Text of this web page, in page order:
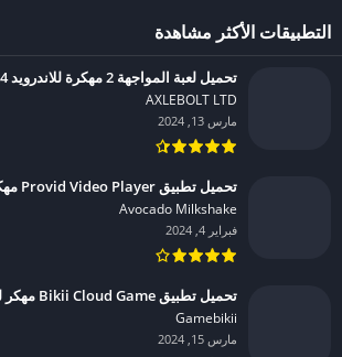
التطبيقات الأكثر مشاهدة
تحميل لعبة المواجهة 2 مهكرة للاندرويد 2024
AXLEBOLT LTD‏
مارس 13, 2024
تحميل تطبيق Provid Video Player مهكر للاندرويد 2024
Avocado Milkshake‏
فبراير 4, 2024
تحميل تطبيق Bikii Cloud Game مهكر للاندرويد 2024
Gamebikii‏
مارس 15, 2024